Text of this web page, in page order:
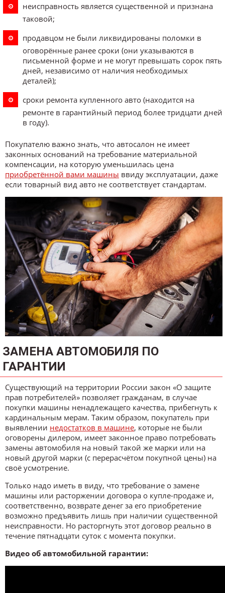
неисправность является существенной и признана
таковой;
продавцом не были ликвидированы поломки в
оговорённые ранее сроки (они указываются в
письменной форме и не могут превышать сорок пять
дней, независимо от наличия необходимых
деталей);
сроки ремонта купленного авто (находится на
ремонте в гарантийный период более тридцати дней
в году).
Покупателю важно знать, что автосалон не имеет
законных оснований на требование материальной
компенсации, на которую уменьшилась цена
приобретённой вами машины ввиду эксплуатации, даже
если товарный вид авто не соответствует стандартам.
ЗАМЕНА АВТОМОБИЛЯ ПО
ГАРАНТИИ
Существующий на территории России закон «О защите
прав потребителей» позволяет гражданам, в случае
покупки машины ненадлежащего качества, прибегнуть к
кардинальным мерам. Таким образом, покупатель при
выявлении недостатков в машине, которые не были
оговорены дилером, имеет законное право потребовать
замены автомобиля на новый такой же марки или на
новый другой марки (с перерасчётом покупной цены) на
своё усмотрение.
Только надо иметь в виду, что требование о замене
машины или расторжении договора о купле-продаже и,
соответственно, возврате денег за его приобретение
возможно предъявить лишь при наличии существенной
неисправности. Но расторгнуть этот договор реально в
течение пятнадцати суток с момента покупки.
Видео об автомобильной гарантии: